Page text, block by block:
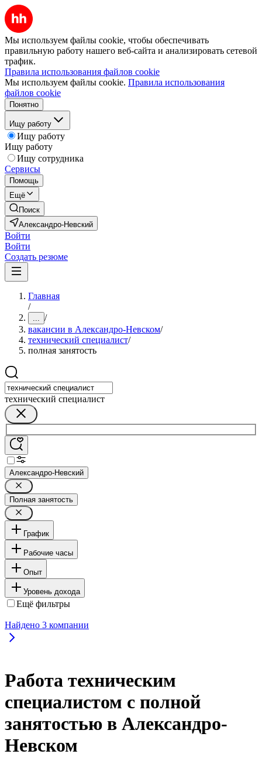
Мы используем файлы cookie, чтобы обеспечивать
правильную работу нашего веб-сайта и анализировать сетевой
трафик.
Правила использования файлов cookie
Мы используем файлы cookie. Правила использования
файлов cookie
Понятно
Ищу работу
Ищу работу
Ищу работу
Ищу сотрудника
Сервисы
Помощь
Ещё
Поиск
Александро-Невский
Войти
Войти
Создать резюме
Главная
/
... /
вакансии в Александро-Невском/
технический специалист/
полная занятость
технический специалист
Александро-Невский
Полная занятость
График
Рабочие часы
Опыт
Уровень дохода
Ещё фильтры
Найдено 3 компании
Работа техническим
специалистом с полной
занятостью в Александро-
Невском